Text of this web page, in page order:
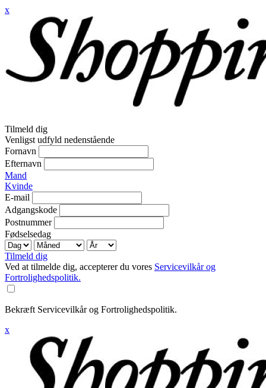
x
Tilmeld dig
Venligst udfyld nedenstående
Fornavn
Efternavn
Mand
Kvinde
E-mail
Adgangskode
Postnummer
Fødselsedag
Tilmeld dig
Ved at tilmelde dig, accepterer du vores Servicevilkår og
Fortrolighedspolitik.
Bekræft Servicevilkår og Fortrolighedspolitik.
x